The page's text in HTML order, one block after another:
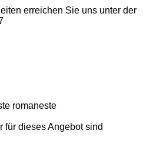
erreichen Sie uns unter der
romaneste
für dieses Angebot sind